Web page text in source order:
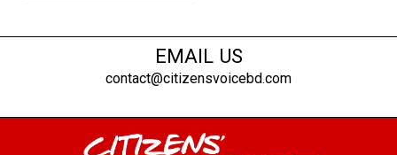
EMAIL US
contact@citizensvoicebd.com